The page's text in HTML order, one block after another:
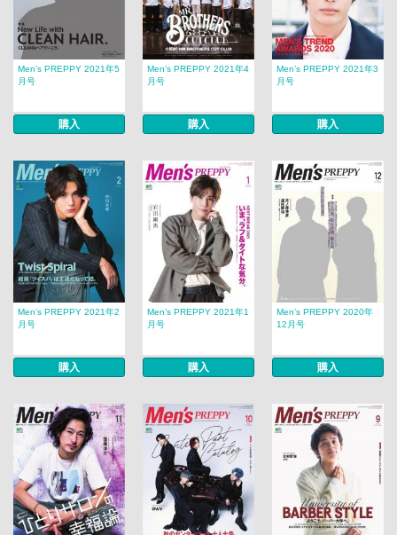
Men’s PREPPY 2021年5
月号
購入
Men’s PREPPY 2021年4
月号
購入
Men’s PREPPY 2021年3
月号
購入
Men’s PREPPY 2021年2
月号
購入
Men’s PREPPY 2021年1
月号
購入
Men’s PREPPY 2020年
12月号
購入